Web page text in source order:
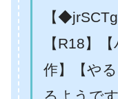
【
【R18】
作】【や